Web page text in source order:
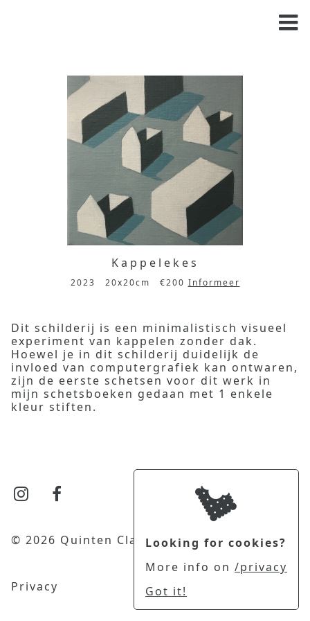
Kappelekes
2023 20x20cm €200 Informeer
Dit schilderij is een minimalistisch visueel
experiment van kappelen zonder dak.
Hoewel je in dit schilderij duidelijk de
invloed van computergrafiek kan ontwaren,
zijn de eerste schetsen voor dit werk in
mijn schetsboeken gedaan met 1 enkele
kleur stiften.
© 2026 Quinten Clause
Privacy
Looking for cookies?
More info on /privacy
Got it!